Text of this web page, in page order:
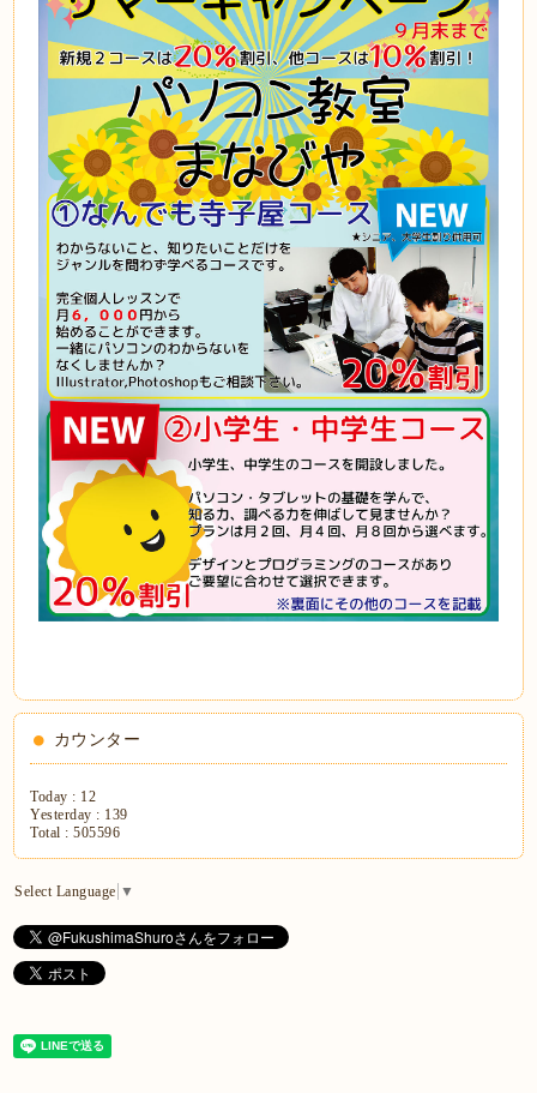
カウンター
Today : 12
Yesterday : 139
Total :505596
Select Language ▼